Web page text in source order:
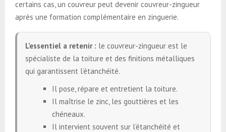
certains cas, un couvreur peut devenir couvreur-zingueur
après une formation complémentaire en zinguerie.
L’essentiel a retenir : le couvreur-zingueur est le
spécialiste de la toiture et des finitions métalliques
qui garantissent l’étanchéité.
Il pose, répare et entretient la toiture.
Il maîtrise le zinc, les gouttières et les
chéneaux.
Il intervient souvent sur l’étanchéité et